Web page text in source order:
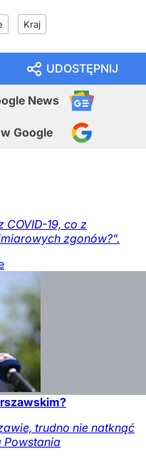
Kraj
UDOSTĘPNIJ
News
Google
COVID-19, co z
zgonów?".
trudno nie natknąć
Powstania